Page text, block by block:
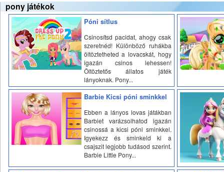
pony játékok
Póni sítlus
Csinosítsd pacidat, ahogy csak
szeretnéd! Különböző ruhákba
öltöztetheted a lovacskát, hogy
igazán csinos lehessen!
Öltöztetős állatos játék
lányoknak. Pony...
Barbie Kicsi póni sminkkel
Ebben a lányos lovas játákban
Barbiet varázsolhatod igazán
csinossá a kicsi póni sminkkel.
Igyekezz és sminkeld ki a
csajszit legjobb tudásod szerint.
Barbie Little Pony...